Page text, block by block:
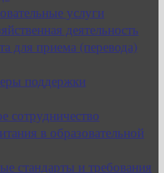
услуги
деятельность
для приема (перевода)
поддержки
сотрудничество
в образовательной
стандарты и требования